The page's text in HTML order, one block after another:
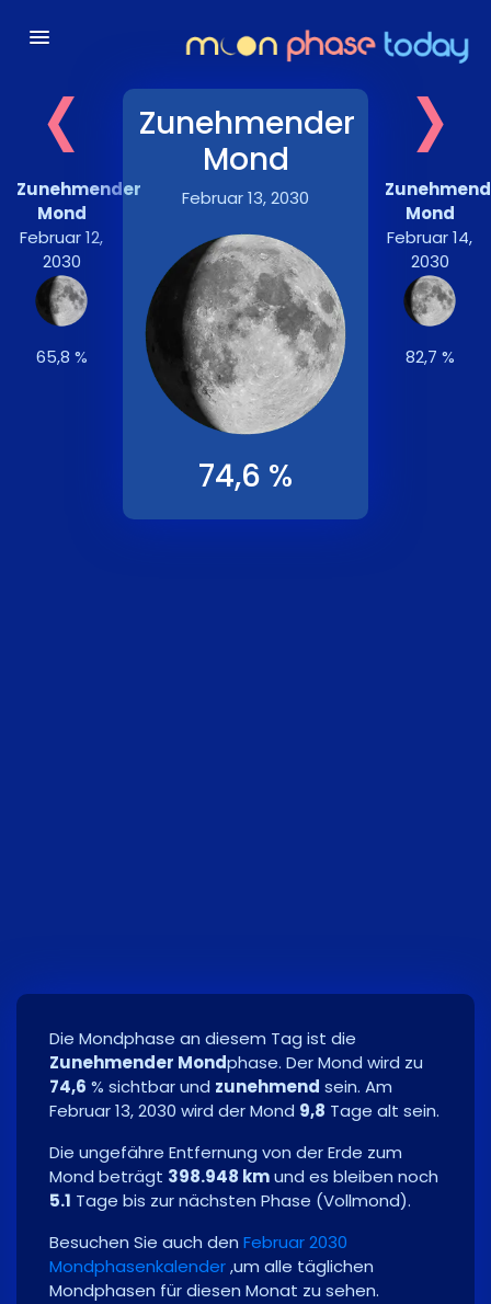
‹
Zunehmender
Mond
Februar 12,
2030
65,8 %
Zunehmender
Mond
Februar 13, 2030
74,6 %
›
Mond
Februar 14,
2030
82,7 %
Die Mondphase an diesem Tag ist die
Zunehmender Mondphase. Der Mond wird zu
74,6 % sichtbar und zunehmend sein. Am
Februar 13, 2030 wird der Mond 9,8 Tage alt sein.
Die ungefähre Entfernung von der Erde zum
Mond beträgt 398.948 kmund es bleiben noch
5.1 Tage bis zur nächsten Phase (Vollmond).
Besuchen Sie auch den Februar 2030
Mondphasenkalender,um alle täglichen
Mondphasen für diesen Monat zu sehen.